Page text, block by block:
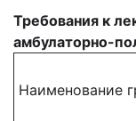
Требования к
амбулаторно-
Наименование